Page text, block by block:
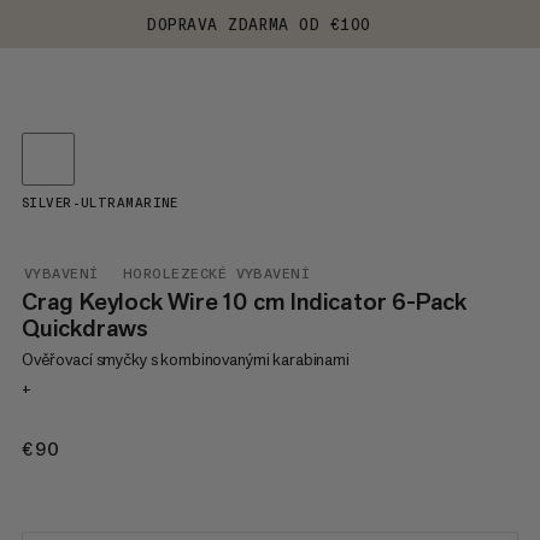
DOPRAVA ZDARMA OD €100
VYBAVENÍ HOROLEZECKÉ VYBAVENÍ
Crag Keylock Wire 10 cm Indicator 6-Pack
Quickdraws
Ověřovací smyčky s kombinovanými karabinami
+
€90
SILVER-ULTRAMARINE